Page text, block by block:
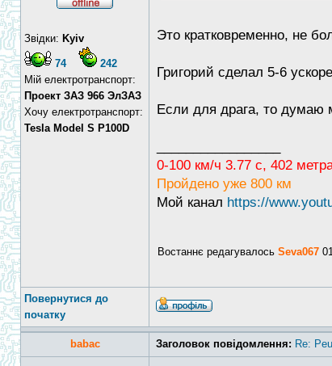
Звідки: Kyiv
74
242
Мій електротранспорт:
Проект ЗАЗ 966 ЭлЗАЗ
Хочу електротранспорт:
Tesla Model S P100D
Это кратковременно, не
Григорий сделал 5-6
Если для драга, то думаю
0-100 км/ч 3.77 с, 402
Пройдено уже 800 км
Мой канал https://
Востаннє редагувалось Seva067
Повернутися до
початку
babac Заголовок повідомлення: Re: